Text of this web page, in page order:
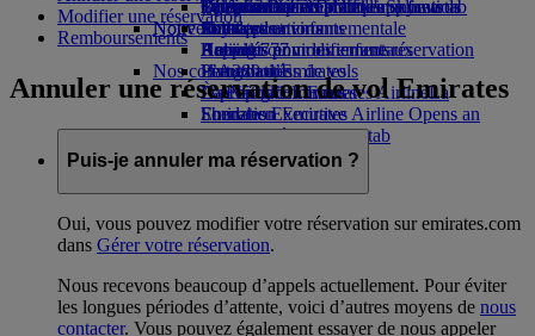
Opens an external link in a new tab
Boissons
Notre flotte
Boeing 777
L’A380 d’Emirates
L’A350 d’Emirates
Emirates Executive
Plan des sièges
Divertissements pour les enfants
Jouets pour enfants
Activités pour les enfants
La durabilité en pratique
Politique environnementale
Rapports environnementaux
Nos communautés
La Fondation Emirates AirlineLa
Fondation Emirates Airline Opens an
external link in a new tab
Parrainages
Toronto-Dubai
Nouvelles destinations
Helsinki
Hangzhou
Da Nang
Shenzhen
Siem Reap
Se connecter à Emirates Skywards
Skywards+
Téléphone portable et l'application
Emirates
Annuler ou modifier une réservation
Perturbations de vols
À propos d’Emirates
Modifier une réservation
Remboursements
Annuler une réservation de vol Emirates
Puis-je annuler ma réservation ?
Oui, vous pouvez modifier votre réservation sur emirates.com
dans Gérer votre réservation.
Nous recevons beaucoup d’appels actuellement. Pour éviter
les longues périodes d’attente, voici d’autres moyens de nous
contacter. Vous pouvez également essayer de nous appeler